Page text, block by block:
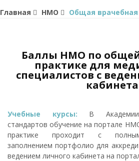
Главная НМО Общая
Баллы НМО по
практике для
специалистов с
кабинета
Учебные курсы: В Академии
стандартов обучение на портале
практике проходит с
заполнением портфолио для
ведением личного кабинета на